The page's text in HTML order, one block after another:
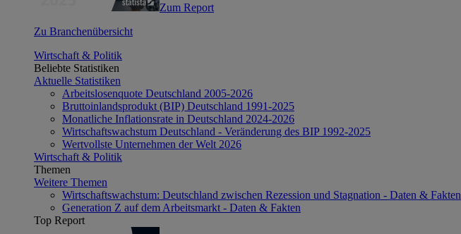
Zum Report
Zu Branchenübersicht
Wirtschaft & Politik
Beliebte Statistiken
Aktuelle Statistiken
Arbeitslosenquote Deutschland 2005-2026
Bruttoinlandsprodukt (BIP) Deutschland 1991-2025
Monatliche Inflationsrate in Deutschland 2024-2026
Wirtschaftswachstum Deutschland - Veränderung des BIP 1992-2025
Wertvollste Unternehmen der Welt 2026
Wirtschaft & Politik
Themen
Weitere Themen
Wirtschaftswachstum: Deutschland zwischen Rezession und Stagnation - Daten & Fakten
Generation Z auf dem Arbeitsmarkt - Daten & Fakten
Top Report